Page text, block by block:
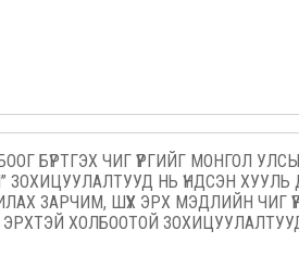
БҮРТГЭХ ЧИГ ҮҮРГИЙГ МОНГОЛ
ЗОХИЦУУЛАЛТУУД НЬ ҮНДСЭН ХУУЛЬ
ЗАРЧИМ, ШҮҮХ ЭРХ МЭДЛИЙН ЧИГ
ЭРХТЭЙ ХОЛБООТОЙ